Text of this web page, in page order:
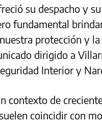
su despacho y
fundamental
protección y
dirigido a
Interior y
contexto de
coincidir con